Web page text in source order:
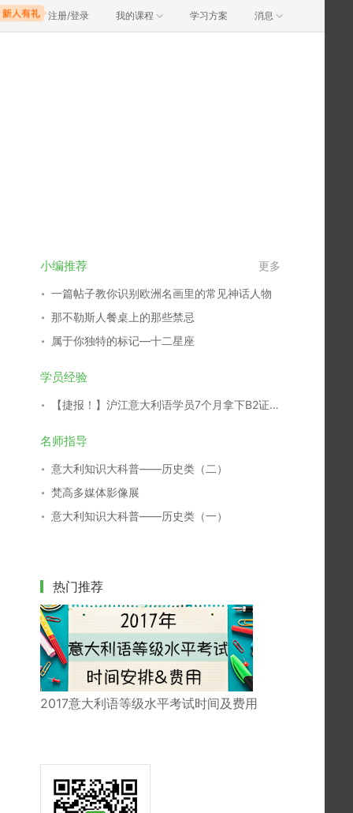
注册/登录 我的课程 学习方案 消息
小编推荐 更多
一篇帖子教你识别欧洲名画里的常见神话人物
那不勒斯人餐桌上的那些禁忌
属于你独特的标记—十二星座
学员经验
【捷报！】沪江意大利语学员7个月拿下B2证书！
名师指导
意大利知识大科普——历史类（二）
梵高多媒体影像展
意大利知识大科普——历史类（一）
热门推荐
2017意大利语等级水平考试时间及费用